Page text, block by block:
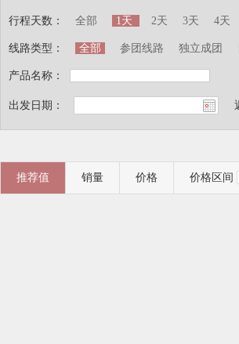
行程天数：
线路类型：
产品名称：
全部 1天 2天 3天 4天
全部 参团线路 独立成团
出发日期：
推荐值 销量 价格 价格区间